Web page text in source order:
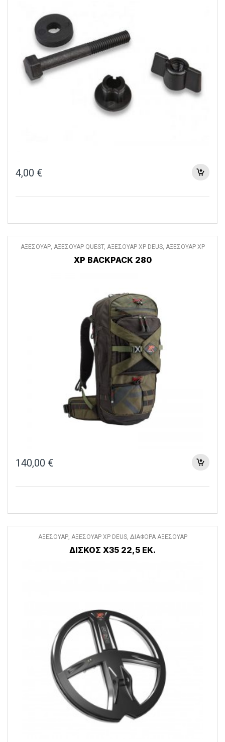
4,00 €
ΑΞΕΣΟΥΑΡ, ΑΞΕΣΟΥΑΡ QUEST, ΑΞΕΣΟΥΑΡ XP DEUS, ΑΞΕΣΟΥΑΡ XP
XP BACKPACK 280
140,00 €
ΑΞΕΣΟΥΑΡ, ΑΞΕΣΟΥΑΡ XP DEUS, ΔΙΑΦΟΡΑ ΑΞΕΣΟΥΑΡ
ΔΙΣΚΟΣ X35 22,5 ΕΚ.